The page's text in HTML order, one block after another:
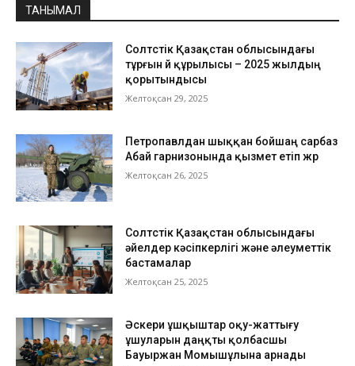
ТАНЫМАЛ
Солтүстік Қазақстан облысындағы
тұрғын үй құрылысы – 2025 жылдың
қорытындысы
Желтоқсан 29, 2025
Петропавлдан шыққан бойшаң сарбаз
Абай гарнизонында қызмет етіп жүр
Желтоқсан 26, 2025
Солтүстік Қазақстан облысындағы
әйелдер кәсіпкерлігі және әлеуметтік
бастамалар
Желтоқсан 25, 2025
Әскери ұшқыштар оқу-жаттығу
ұшуларын даңқты қолбасшы
Бауыржан Момышұлына арнады